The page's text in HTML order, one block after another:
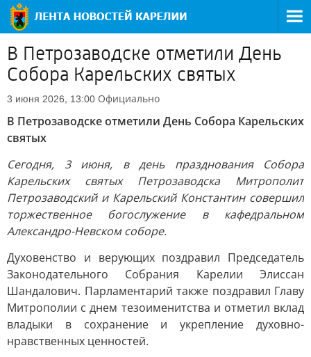
В Петрозаводске отметили День
Собора Карельских святых
3 июня 2026, 13:00 Официально
В Петрозаводске отметили День Собора Карельских
святых
Сегодня, 3 июня, в день празднования Собора
Карельских святых Петрозаводска Митрополит
Петрозаводский и Карельский Константин совершил
торжественное богослужение в кафедральном
Александро-Невском соборе.
Духовенство и верующих поздравил Председатель
Законодательного Собрания Карелии Элиссан
Шандалович. Парламентарий также поздравил Главу
Митрополии с днем тезоименитства и отметил вклад
владыки в сохранение и укрепление духовно-
нравственных ценностей.